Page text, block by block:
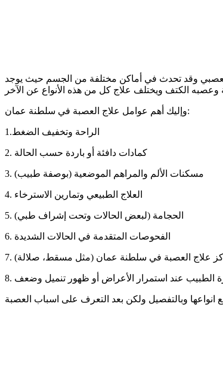
وقد تحدث في أماكن مختلفة من الجسم حيث يوجد
وإليك أهم عوامل علاج العصبة في سلطنة عمان:
1.الراحة وتخفيف الضغط
2. كمادات دافئة أو باردة حسب الحالة
3. مسكنات الألم والمراهم الموضعية (بوصفة طبيب)
4. العلاج الطبيعي وتمارين الاسترخاء
5. الحجامة (لبعض الحالات وتحت إشراف طبي)
6. الفحوصات المتقدمة في الحالات الشديدة
علاج العصبة في سلطنة عمان (مثل مسقط، صلالة)
الطبيب عند استمرار الأعراض أو ظهور تنميل وضعف
وبالتفصيل ولكن بعد التعرف على اسباب العصبة